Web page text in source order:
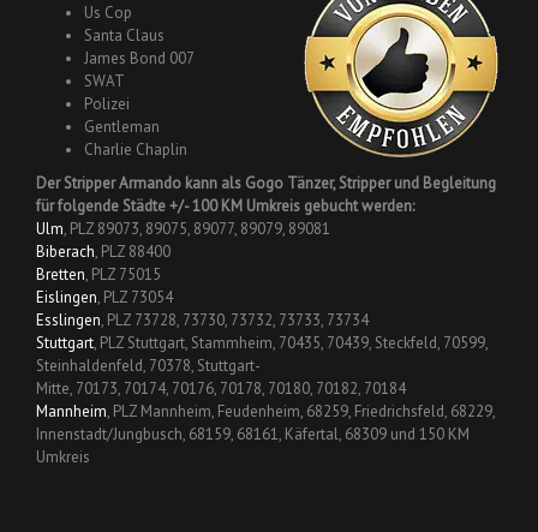
Us Cop
Santa Claus
James Bond 007
SWAT
Polizei
Gentleman
Charlie Chaplin
Der Stripper Armando kann als Gogo Tänzer, Stripper und Begleitung
für folgende Städte +/- 100 KM Umkreis gebucht werden:
Ulm, PLZ 89073, 89075, 89077, 89079, 89081
Biberach, PLZ 88400
Bretten, PLZ 75015
Eislingen, PLZ 73054
Esslingen, PLZ 73728, 73730, 73732, 73733, 73734
Stuttgart, PLZ Stuttgart, Stammheim, 70435, 70439, Steckfeld, 70599,
Steinhaldenfeld, 70378, Stuttgart-
Mitte, 70173, 70174, 70176, 70178, 70180, 70182, 70184
Mannheim, PLZ Mannheim, Feudenheim, 68259, Friedrichsfeld, 68229,
Innenstadt/Jungbusch, 68159, 68161, Käfertal, 68309 und 150 KM
Umkreis